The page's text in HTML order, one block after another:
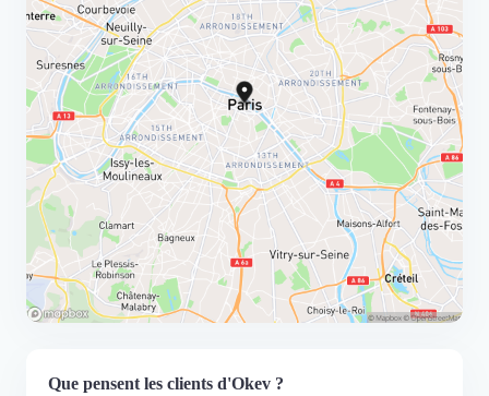
Que pensent les clients d'Okev ?